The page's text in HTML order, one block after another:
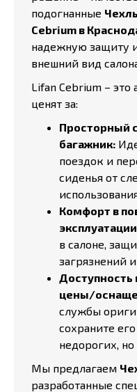
подогнанные
Cebrium в
надежную защиту
внешний вид
Lifan Cebrium –
ценят за:
Просторный
багажник:
поездок и
сиденья от
Комфорт в
в салоне,
загрязнений
цены/
службы
сохраните
недорогих,
Мы предлагаем
разработанные